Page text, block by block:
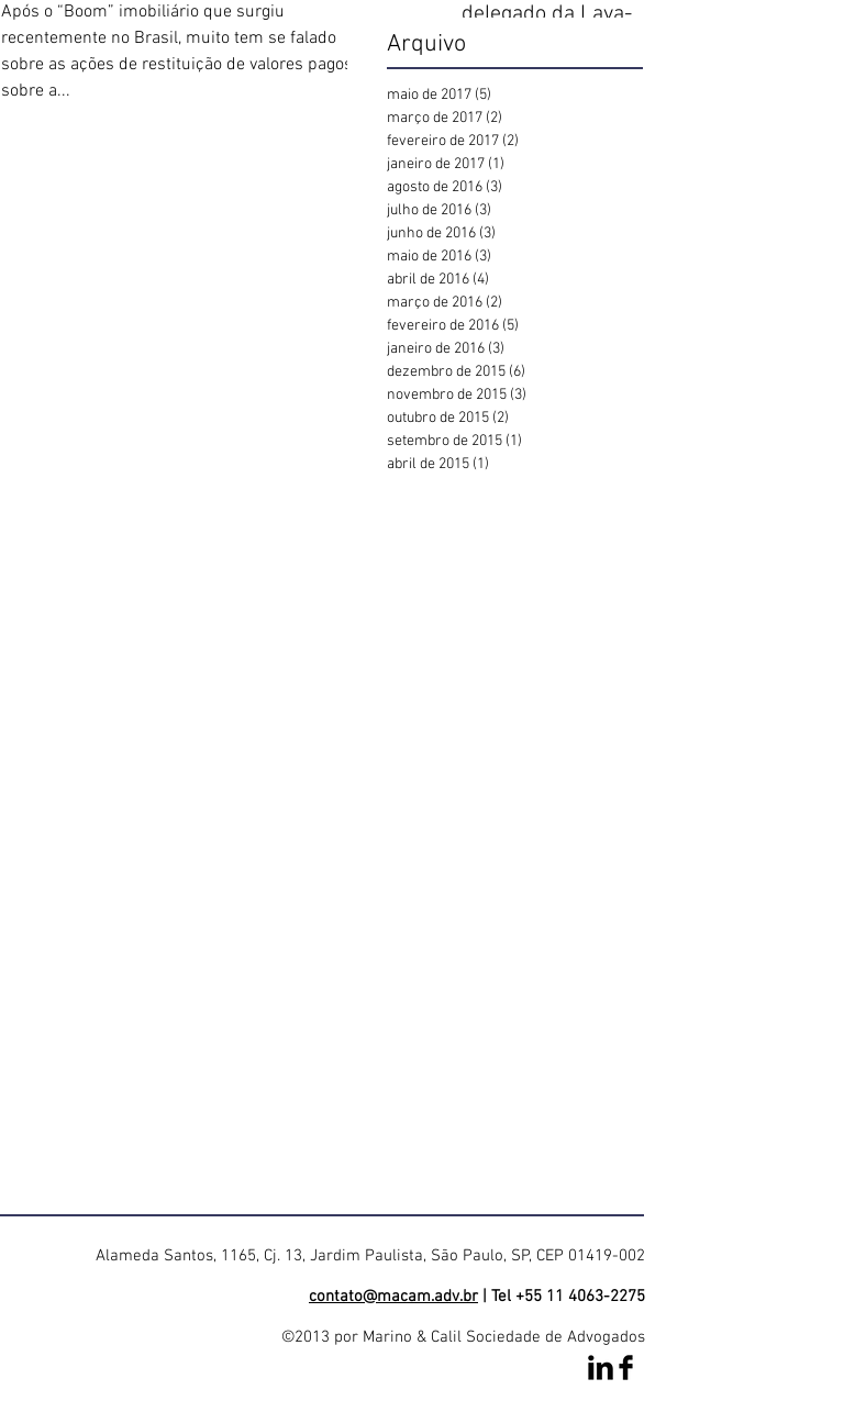
delegado da Lava-
Jato sobre “timing”
para prender Lula é
coerção moral
Arquivo
maio de 2017 (5)
março de 2017 (2)
fevereiro de 2017 (2)
janeiro de 2017 (1)
agosto de 2016 (3)
julho de 2016 (3)
junho de 2016 (3)
maio de 2016 (3)
abril de 2016 (4)
março de 2016 (2)
fevereiro de 2016 (5)
janeiro de 2016 (3)
dezembro de 2015 (6)
novembro de 2015 (3)
outubro de 2015 (2)
setembro de 2015 (1)
abril de 2015 (1)
Após o “Boom” imobiliário que surgiu
recentemente no Brasil, muito tem se falado
sobre as ações de restituição de valores pagos
sobre a...
Alameda Santos, 1165, Cj. 13, Jardim Paulista, São Paulo, SP, CEP 01419-002
contato@macam.adv.br | Tel +55 11 4063-2275
©2013 por Marino & Calil Sociedade de Advogados